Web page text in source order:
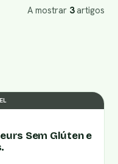
A mostrar 3artigos
Sem Glúten e